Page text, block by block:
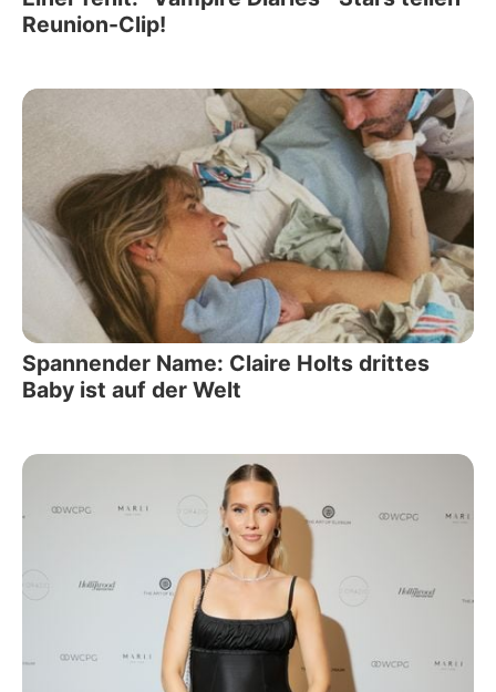
Reunion-Clip!
Spannender Name: Claire Holts drittes
Baby ist auf der Welt